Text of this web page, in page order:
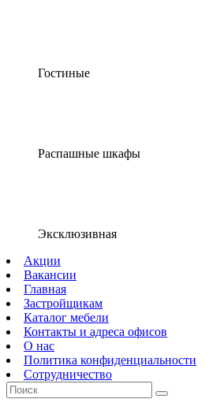
Гостиные
Распашные шкафы
Эксклюзивная
Акции
Вакансии
Главная
Застройщикам
Каталог мебели
Контакты и адреса офисов
О нас
Политика конфиденциальности
Сотрудничество